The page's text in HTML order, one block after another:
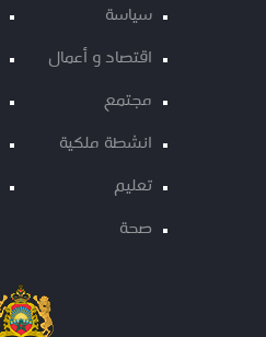
سياسة
اقتصاد و أعمال
مجتمع
انشطة ملكية
تعليم
صحة